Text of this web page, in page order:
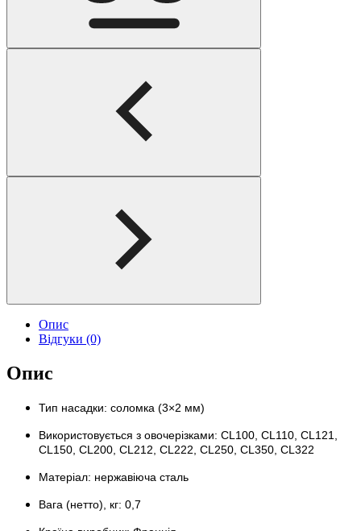
Опис
Відгуки (0)
Опис
Тип насадки: соломка (3×2 мм)
Використовується з овочерізками: CL100, CL110, CL121,
CL150, CL200, CL212, CL222, CL250, CL350, CL322
Матеріал: нержавіюча сталь
Вага (нетто), кг: 0,7